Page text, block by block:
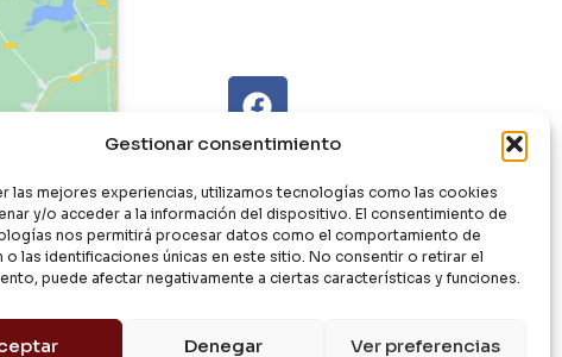
Gestionar consentimiento
las mejores experiencias, utilizamos tecnologías como las cookies
y/o acceder a la información del dispositivo. El consentimiento de
nos permitirá procesar datos como el comportamiento de
o las identificaciones únicas en este sitio. No consentir o retirar el
puede afectar negativamente a ciertas características y funciones.
Denegar Ver preferencias